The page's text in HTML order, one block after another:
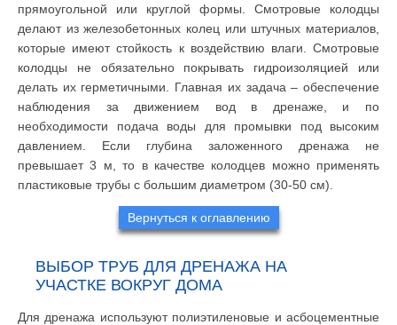
прямоугольной или круглой формы. Смотровые колодцы
делают из железобетонных колец или штучных материалов,
которые имеют стойкость к воздействию влаги. Смотровые
колодцы не обязательно покрывать гидроизоляцией или
делать их герметичными. Главная их задача – обеспечение
наблюдения за движением вод в дренаже, и по
необходимости подача воды для промывки под высоким
давлением. Если глубина заложенного дренажа не
превышает 3 м, то в качестве колодцев можно применять
пластиковые трубы с большим диаметром (30-50 см).
Вернуться к оглавлению
ВЫБОР ТРУБ ДЛЯ ДРЕНАЖА НА
УЧАСТКЕ ВОКРУГ ДОМА
Для дренажа используют полиэтиленовые и асбоцементные